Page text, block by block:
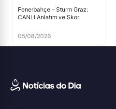
Fenerbahçe – Sturm Graz:
CANLI Anlatım ve Skor
05/08/2026